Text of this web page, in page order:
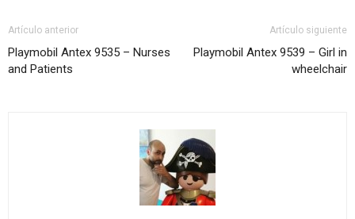
Artículo anterior
Playmobil Antex 9535 – Nurses
and Patients
Artículo siguiente
Playmobil Antex 9539 – Girl in
wheelchair